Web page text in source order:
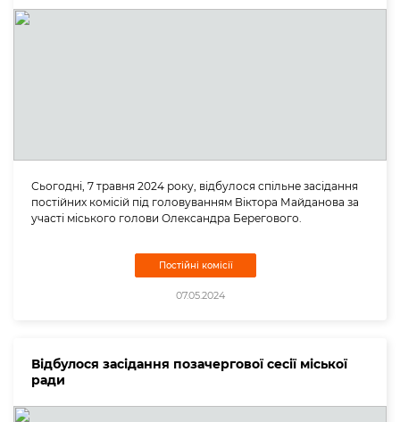
Сьогодні, 7 травня 2024 року, відбулося спільне засідання
постійних комісій під головуванням Віктора Майданова за
участі міського голови Олександра Берегового.
Постійні комісії
07.05.2024
Відбулося засідання позачергової сесії міської
ради